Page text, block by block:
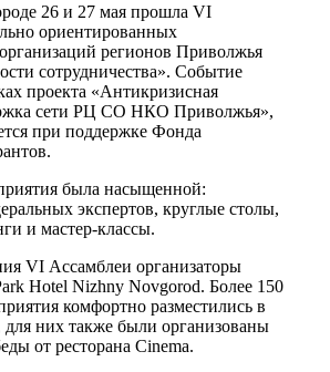
26 и 27 мая прошла VI
ориентированных
регионов Приволжья
сотрудничества». Событие
проекта «Антикризисная
сети РЦ СО НКО Приволжья»,
при поддержке Фонда
была насыщенной:
экспертов, круглые столы,
и мастер-классы.
VI Ассамблеи организаторы
Hotel Nizhny Novgorod. Более 150
комфортно разместились в
для них также были организованы
от ресторана Cinema.